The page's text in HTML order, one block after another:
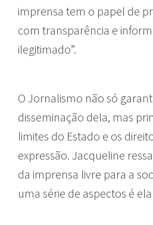
imprensa tem o papel de
com transparência e
ilegitimado”.
O Jornalismo não só
disseminação dela, mas
limites do Estado e os
expressão. Jacqueline
da imprensa livre para a
uma série de aspectos é